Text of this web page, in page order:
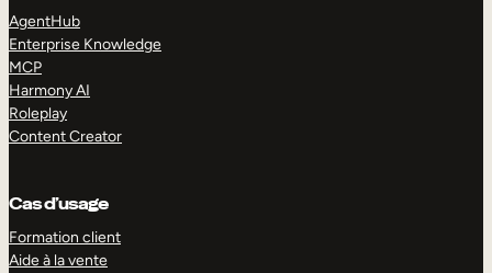
AgentHub
Enterprise Knowledge
MCP
Harmony AI
Roleplay
Content Creator
Cas d’usage
Formation client
Aide à la vente